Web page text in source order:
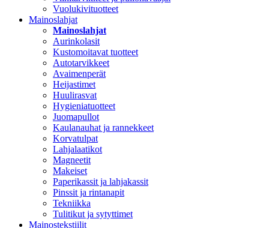
Vuolukivituotteet
Mainoslahjat
Mainoslahjat
Aurinkolasit
Kustomoitavat tuotteet
Autotarvikkeet
Avaimenperät
Heijastimet
Huulirasvat
Hygieniatuotteet
Juomapullot
Kaulanauhat ja rannekkeet
Korvatulpat
Lahjalaatikot
Magneetit
Makeiset
Paperikassit ja lahjakassit
Pinssit ja rintanapit
Tekniikka
Tulitikut ja sytyttimet
Mainostekstiilit